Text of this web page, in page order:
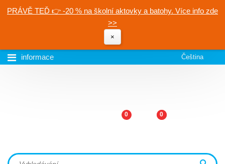
PRÁVĚ TEĎ 👉 -20 % na školní aktovky a batohy. Více info zde
>>
×
informace Čeština
0 0